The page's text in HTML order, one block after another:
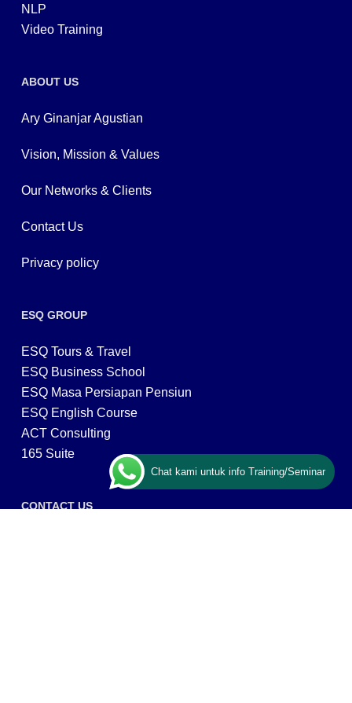
NLP
Video Training
ABOUT US
Ary Ginanjar Agustian
Vision, Mission & Values
Our Networks & Clients
Contact Us
Privacy policy
ESQ GROUP
ESQ Tours & Travel
ESQ Business School
ESQ Masa Persiapan Pensiun
ESQ English Course
ACT Consulting
165 Suite
CONTACT US
Chat kami untuk info Training/Seminar